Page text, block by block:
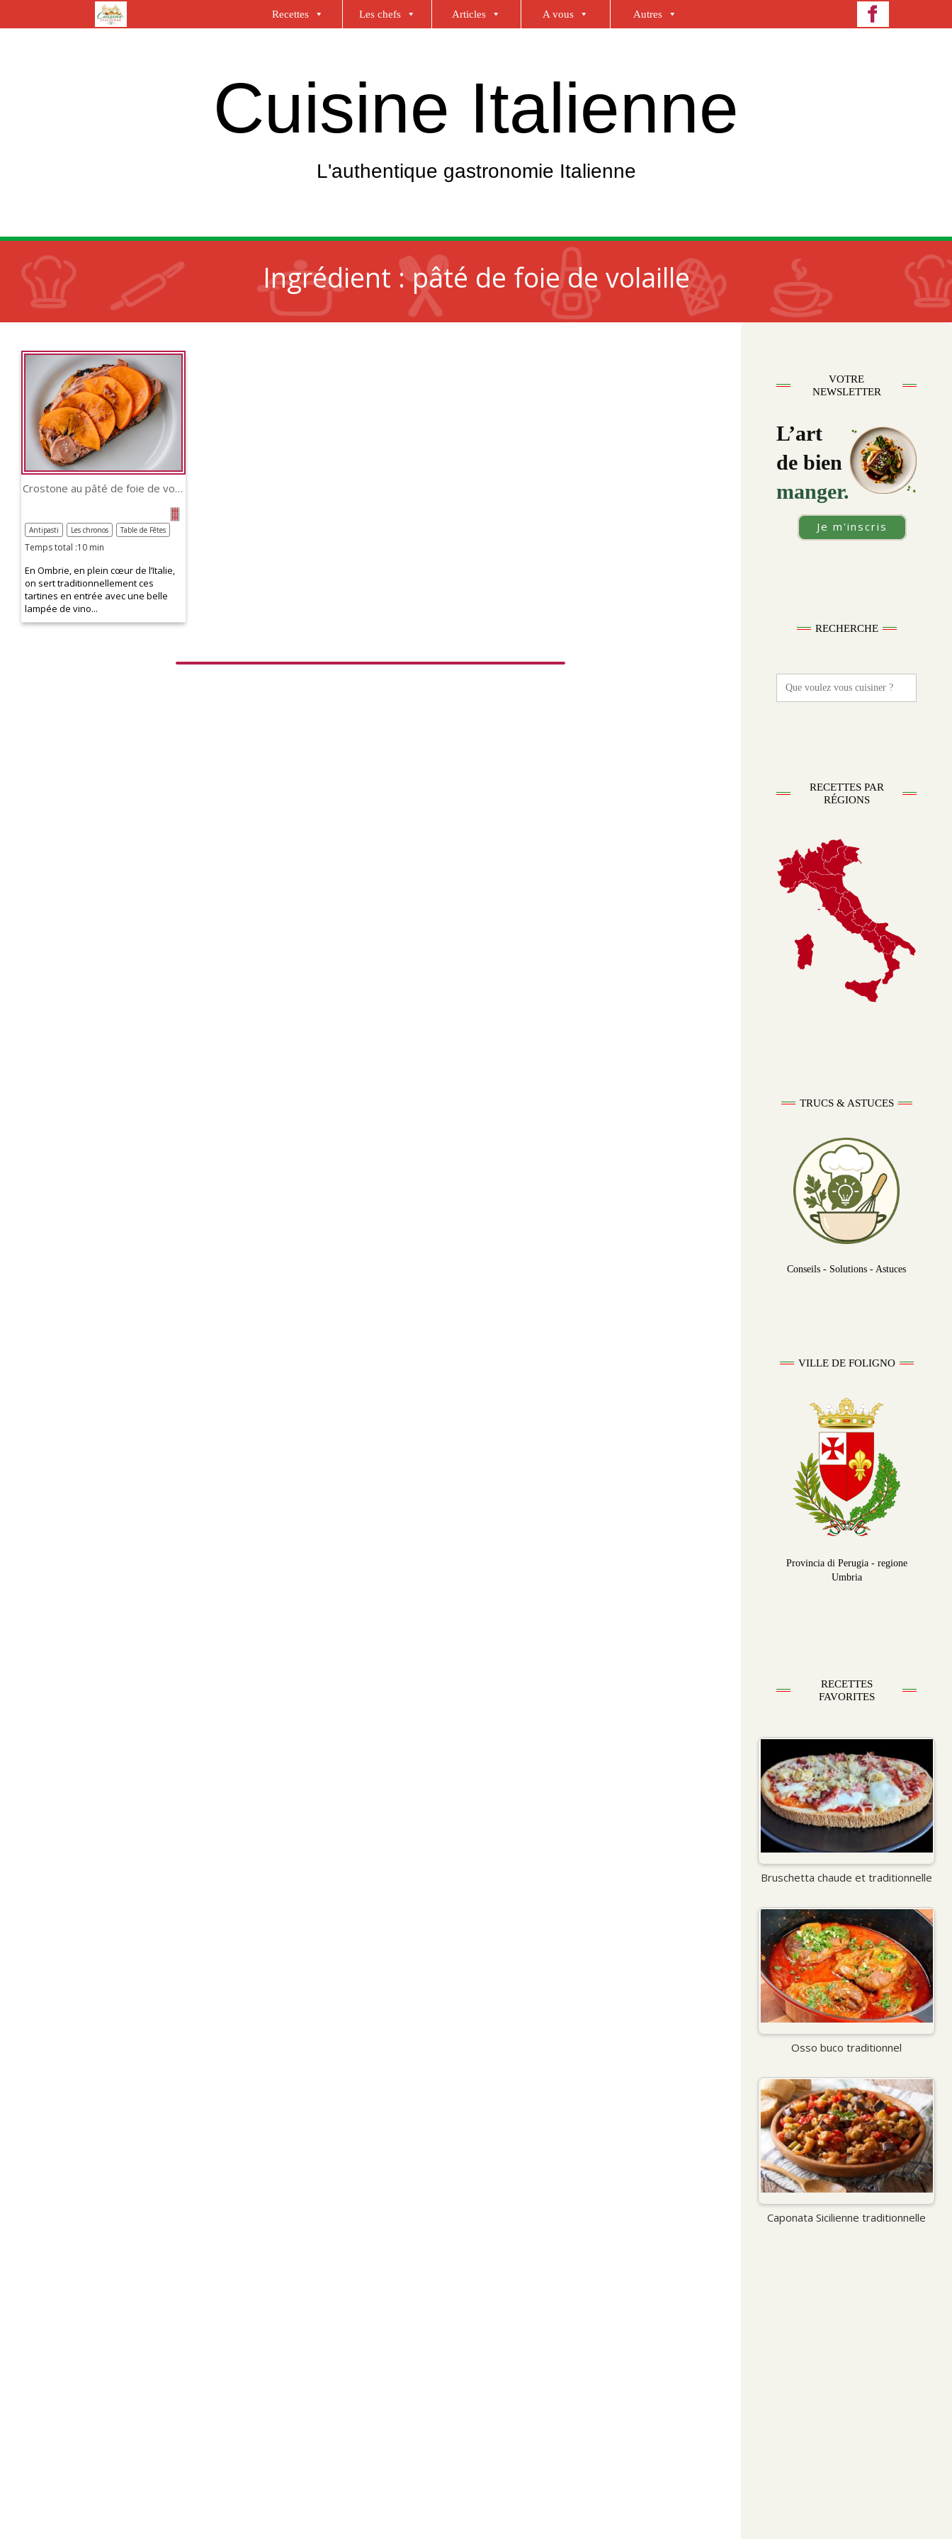
Recettes Les chefs Articles A vous Autres
Cuisine Italienne
L'authentique gastronomie Italienne
Ingrédient :pâté de foie de volaille
Crostone au pâté de foie de volaille
Temps total :10 min
Antipasti Les chronos Table de Fêtes
En Ombrie, en plein cœur de l’Italie,
on sert traditionnellement ces
tartines en entrée avec une belle
lampée de vino...
VOTRE
NEWSLETTER
L’art
de bien
manger.
Je m'inscris
RECHERCHE
Search
for:
RECETTES PAR
RÉGIONS
TRUCS & ASTUCES
Conseils - Solutions - Astuces
VILLE DE FOLIGNO
Provincia di Perugia - regione
Umbria
RECETTES
FAVORITES
Bruschetta chaude et traditionnelle
Osso buco traditionnel
Caponata Sicilienne traditionnelle